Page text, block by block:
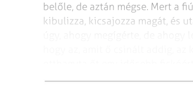
belőle, de aztán mégse. Mert a
kibulizza, kicsajozza magát, és
kezdett derengeni, hogy mitől